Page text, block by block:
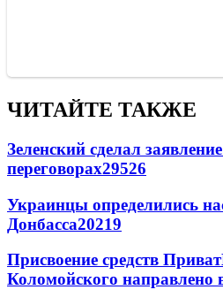
ЧИТАЙТЕ ТАКЖЕ
Зеленский сделал
переговорах29526
Украинцы определились
Донбасса20219
Присвоение средств
Коломойского направлено